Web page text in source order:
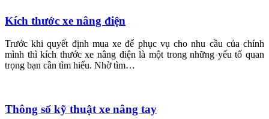
Kích thước xe nâng điện
Trước khi quyết định mua xe để phục vụ cho nhu cầu của chính
mình thì kích thước xe nâng điện là một trong những yếu tố quan
trọng bạn cần tìm hiểu. Nhờ tìm…
Thông số kỹ thuật xe nâng tay